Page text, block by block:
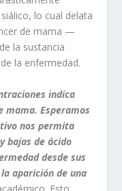
lo cual delata
de mama —
la sustancia
la enfermedad.
indica
mama. Esperamos
nos permita
bajas de ácido
desde sus
aparición de una
Esto,